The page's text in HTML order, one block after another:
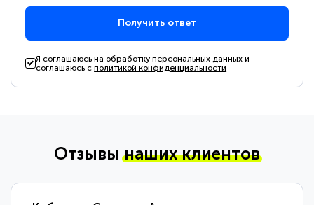
Получить ответ
Я соглашаюсь на обработку персональных данных и
соглашаюсь сполитикой конфиденциальности
Отзывынаших клиентов